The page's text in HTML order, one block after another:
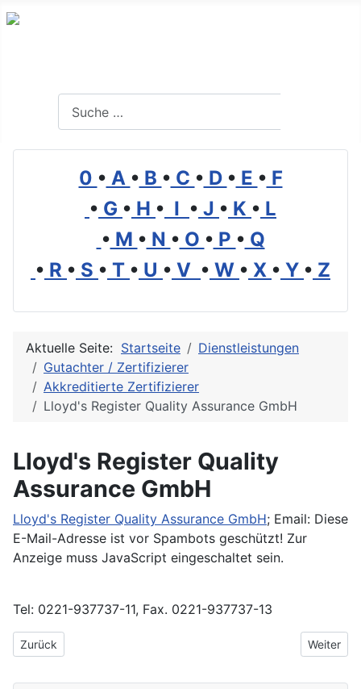
0 • A • B • C • D • E • F
• G • H • I • J • K • L
• M • N • O • P • Q
• R • S • T • U • V • W • X • Y • Z
Aktuelle Seite: Startseite
Dienstleistungen
Gutachter / Zertifizierer
Akkreditierte Zertifizierer
Lloyd's Register Quality Assurance GmbH
Lloyd's Register Quality
Assurance GmbH
Lloyd's Register Quality Assurance GmbH; Email: Diese
E-Mail-Adresse ist vor Spambots geschützt! Zur
Anzeige muss JavaScript eingeschaltet sein.
Tel: 0221-937737-11, Fax. 0221-937737-13
Vorheriger Beitrag: LGA InterCert Zertifizierungsgesellschaft
Zurück Nächster
Weiter